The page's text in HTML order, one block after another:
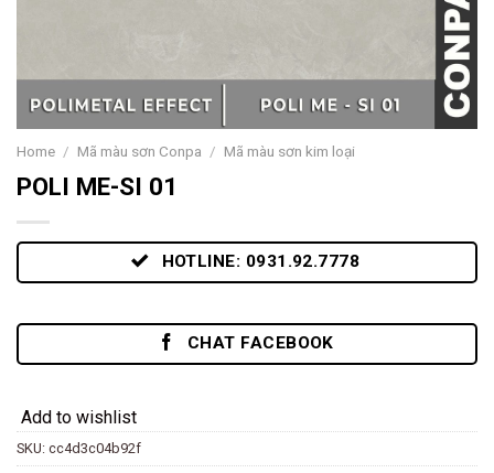
Home / Mã màu sơn Conpa / Mã màu sơn kim loại
POLI ME-SI 01
HOTLINE: 0931.92.7778
CHAT FACEBOOK
Add to wishlist
SKU: cc4d3c04b92f